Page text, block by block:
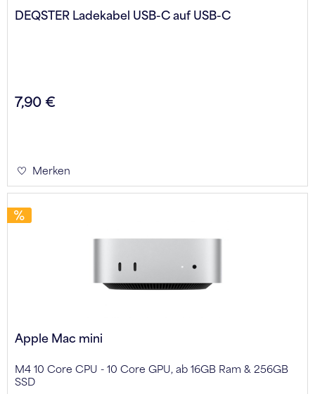
DEQSTER Ladekabel USB-C auf USB-C
7,90 €
Merken
Apple Mac mini
M4 10 Core CPU - 10 Core GPU, ab 16GB Ram & 256GB
SSD